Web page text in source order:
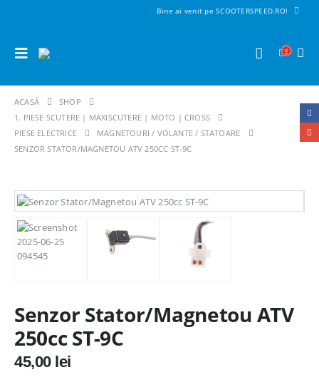
Bine ai venit pe SCOOTERSPEED.RO!
ACASĂ
SHOP
1. PIESE SCUTERE | MAXISCUTERE | MOTO | CROSS
PIESE ELECTRICE
MAGNETOURI / VOLANTE / STATOARE
SENZOR STATOR/MAGNETOU ATV 250CC ST-9C
Senzor Stator/Magnetou ATV
250cc ST-9C
45,00 lei